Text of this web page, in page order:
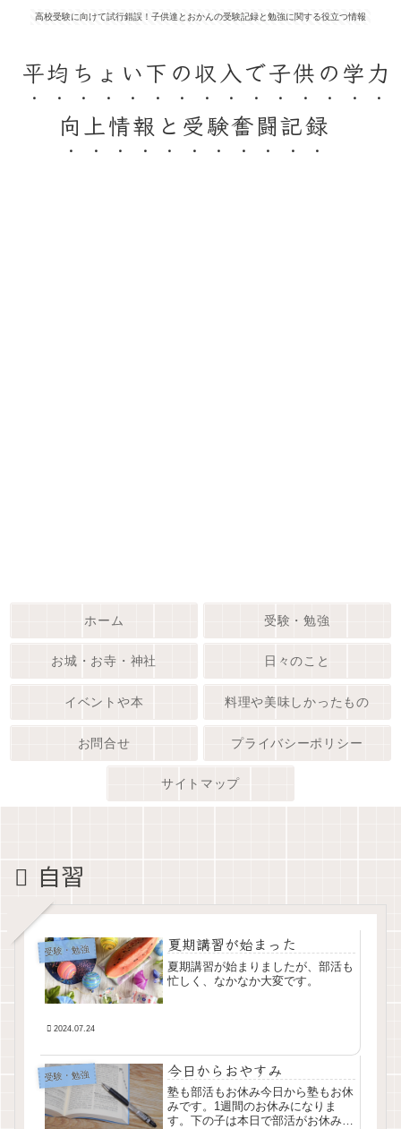
高校受験に向けて試行錯誤！子供達とおかんの受験記録と勉強に関する役立つ情報
平均ちょい下の収入で子供の学力
向上情報と受験奮闘記録
ホーム 受験・勉強
お城・お寺・神社 日々のこと
イベントや本 料理や美味しかったもの
お問合せ プライバシーポリシー
サイトマップ
自習
受験・勉強 夏期講習が始まった
夏期講習が始まりましたが、部活も
忙しく、なかなか大変です。
2024.07.24
受験・勉強 今日からおやすみ
塾も部活もお休み今日から塾もお休
みです。1週間のお休みになりま
す。下の子は本日で部活がお休みに